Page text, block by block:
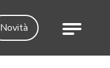
Novità Menu